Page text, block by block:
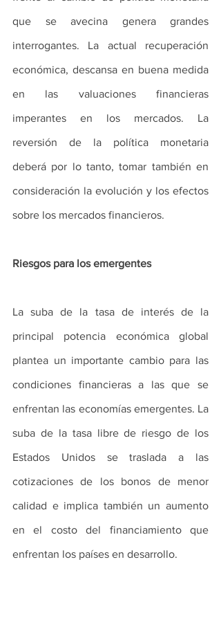
que se avecina genera grandes
interrogantes. La actual recuperación
económica, descansa en buena medida
en las valuaciones financieras
imperantes en los mercados. La
reversión de la política monetaria
deberá por lo tanto, tomar también en
consideración la evolución y los efectos
sobre los mercados financieros.
Riesgos para los emergentes
La suba de la tasa de interés de la
principal potencia económica global
plantea un importante cambio para las
condiciones financieras a las que se
enfrentan las economías emergentes. La
suba de la tasa libre de riesgo de los
Estados Unidos se traslada a las
cotizaciones de los bonos de menor
calidad e implica también un aumento
en el costo del financiamiento que
enfrentan los países en desarrollo.